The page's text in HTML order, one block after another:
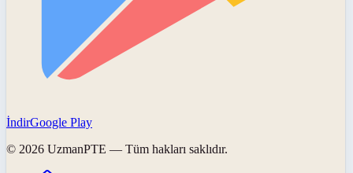
İndirGoogle Play
© 2026 UzmanPTE — Tüm hakları saklıdır.